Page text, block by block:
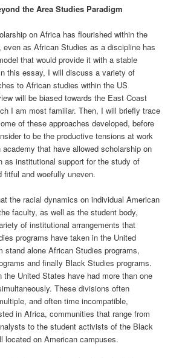
the Area Studies Paradigm
on Africa has flourished within the
even as African Studies as a discipline has
that would provide it with a stable
this essay, I will discuss a variety of
to African studies within the US
will be biased towards the East Coast
I am most familiar. Then, I will briefly trace
of these approaches developed, before
to be the productive tensions at work
that have allowed scholarship on
as institutional support for the study of
fitful and woefully uneven.
the racial dynamics on individual American
faculty, as well as the student body,
of institutional arrangements that
programs have taken in the United
stand alone African Studies programs,
and finally Black Studies programs.
the United States have had more than one
These divisions often
and often time incompatible,
in Africa, communities that range from
to the student activists of the Black
located on American campuses.